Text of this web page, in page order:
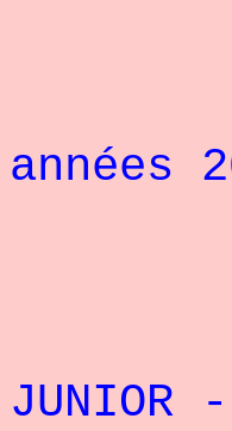
Une
années
VICE-